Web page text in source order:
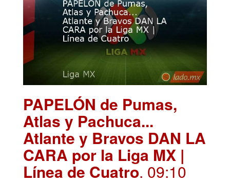
PAPELÓN de Pumas,
Atlas y Pachuca...
Atlante y Bravos DAN LA
CARA por la Liga MX |
Línea de Cuatro. 09:10